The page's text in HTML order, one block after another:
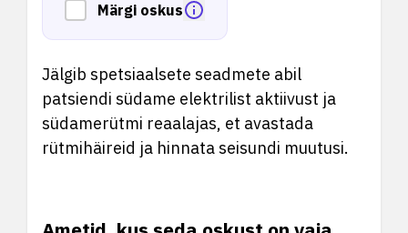
Märgi oskus
Jälgib spetsiaalsete seadmete abil
patsiendi südame elektrilist aktiivust ja
südamerütmi reaalajas, et avastada
rütmihäireid ja hinnata seisundi muutusi.